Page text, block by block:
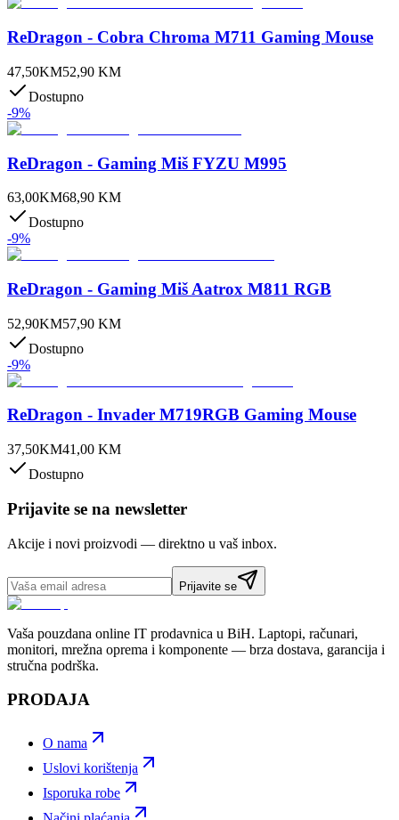
ReDragon - Cobra Chroma M711 Gaming Mouse
47,50KM52,90 KM
Dostupno
-9%
ReDragon - Gaming Miš FYZU M995
63,00KM68,90 KM
Dostupno
-9%
ReDragon - Gaming Miš Aatrox M811 RGB
52,90KM57,90 KM
Dostupno
-9%
ReDragon - Invader M719RGB Gaming Mouse
37,50KM41,00 KM
Dostupno
Prijavite se na newsletter
Akcije i novi proizvodi — direktno u vaš inbox.
Prijavite se
Vaša pouzdana online IT prodavnica u BiH. Laptopi, računari,
monitori, mrežna oprema i komponente — brza dostava, garancija i
stručna podrška.
PRODAJA
O nama
Uslovi korištenja
Isporuka robe